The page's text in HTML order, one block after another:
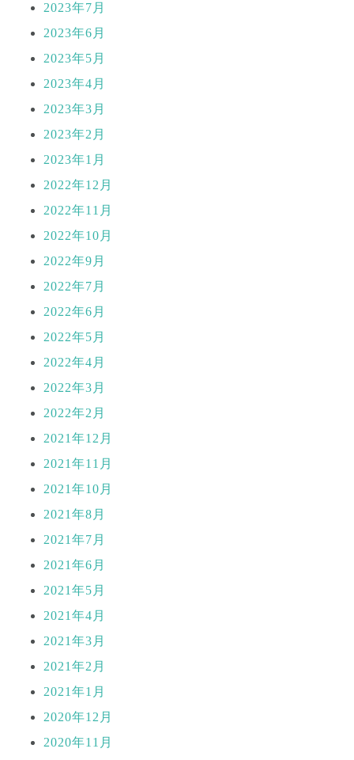
2023年7月
2023年6月
2023年5月
2023年4月
2023年3月
2023年2月
2023年1月
2022年12月
2022年11月
2022年10月
2022年9月
2022年7月
2022年6月
2022年5月
2022年4月
2022年3月
2022年2月
2021年12月
2021年11月
2021年10月
2021年8月
2021年7月
2021年6月
2021年5月
2021年4月
2021年3月
2021年2月
2021年1月
2020年12月
2020年11月